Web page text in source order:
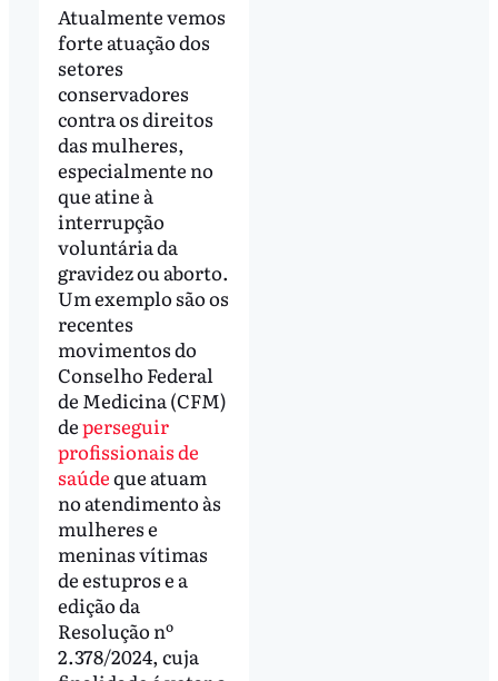
Atualmente vemos
forte atuação dos
setores
conservadores
contra os direitos
das mulheres,
especialmente no
que atine à
interrupção
voluntária da
gravidez ou aborto.
Um exemplo são os
recentes
movimentos do
Conselho Federal
de Medicina (CFM)
deperseguir
profissionais de
saúdeque atuam
no atendimento às
mulheres e
meninas vítimas
de estupros e a
edição da
Resolução nº
2.378/2024, cuja